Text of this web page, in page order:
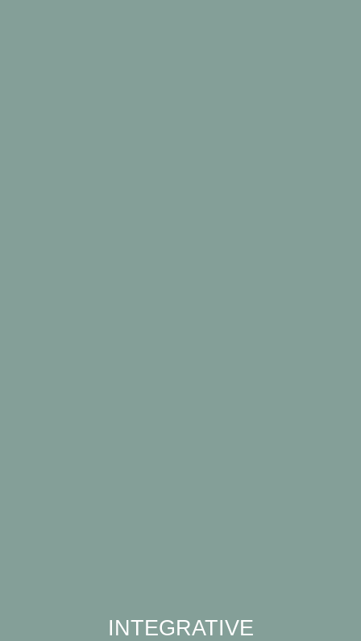
INTEGRATIVE